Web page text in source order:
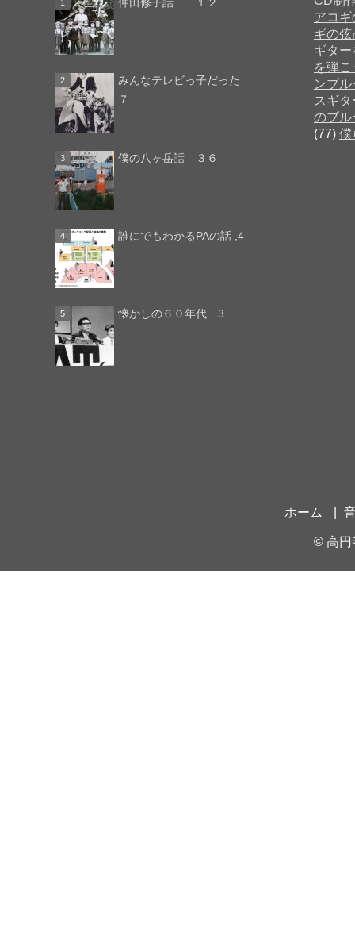
みんなテレビっ子だった
７
僕の八ヶ岳話 ３６
誰にでもわかるPAの話 ,4
懐かしの６０年代 3
アコ
ギの
ギタ
を弾
ンブ
スギ
のブル
(77) 僕
ホーム
© 高